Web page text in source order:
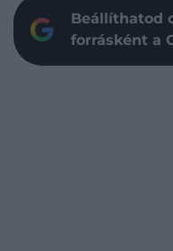
Beállíthatod
forrásként a